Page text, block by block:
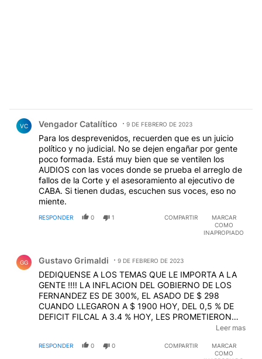
VC Vengador Catalítico 9 DE FEBRERO DE 2023
Para los desprevenidos, recuerden que es un juicio
político y no judicial. No se dejen engañar por gente
poco formada. Está muy bien que se ventilen los
AUDIOS con las voces donde se prueba el arreglo de
fallos de la Corte y el asesoramiento al ejecutivo de
CABA. Si tienen dudas, escuchen sus voces, eso no
miente.
RESPONDER 0 1 COMPARTIR
MARCAR
COMO
INAPROPIADO
GG Gustavo Grimaldi 9 DE FEBRERO DE 2023
DEDIQUENSE A LOS TEMAS QUE LE IMPORTA A LA
GENTE !!!! LA INFLACION DEL GOBIERNO DE LOS
FERNANDEZ ES DE 300%, EL ASADO DE $ 298
CUANDO LLEGARON A $ 1900 HOY, DEL 0,5 % DE
DEFICIT FILCAL A 3.4 % HOY, LES PROMETIERON
HELADERAS LLENAS Y LES DIERON POLENTA CON
MURIENDO DE HAMBRE, MIENTRAS LA CONDENADA
Leer mas
RESPONDER 0 0 COMPARTIR
MARCAR
COMO